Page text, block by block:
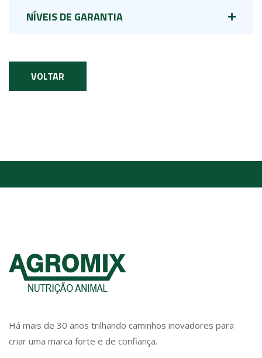
NÍVEIS DE GARANTIA
VOLTAR
Há mais de 30 anos trilhando caminhos inovadores para
criar uma marca forte e de confiança.